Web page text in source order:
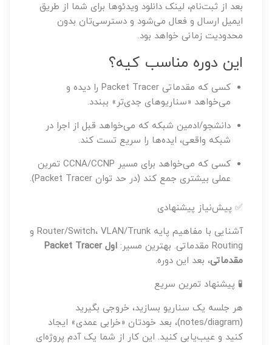
بعد از ثبت‌نام، لینک دانلود ویدئوها برای شما از طریق
ایمیل ارسال و فعال می‌شود و دسترسی‌تان بدون
محدودیت زمانی خواهد بود.
این دوره مناسب کیه؟
کسی که مقدماتی Packet Tracer را دیده و
می‌خواهد «سناریوهای جدی‌تر» ببندد.
دانشجو/ادمین شبکه که می‌خواهد قبل از اجرا در
شبکه واقعی، ایده‌ها را سریع تست کند.
کسی که می‌خواهد برای مسیر CCNA/CCNP تمرین
عملی بیشتری جمع کند (در حد توان Packet Tracer).
✅ پیش‌نیاز پیشنهادی
آشنایی با مفاهیم پایه Router/Switch، VLAN/Trunk و
Routing مقدماتی. بهترین مسیر:
اول Packet Tracer
مقدماتی، بعد این دوره.
🧪 پیشنهاد تمرین سریع
هر جلسه یک سناریو بسازید، خروجی بگیرید
(notes/diagram)، بعد خودتان «خرابی عمدی» ایجاد
کنید و عیب‌یابی کنید. این کار از شما یک آدم پروژه‌ای